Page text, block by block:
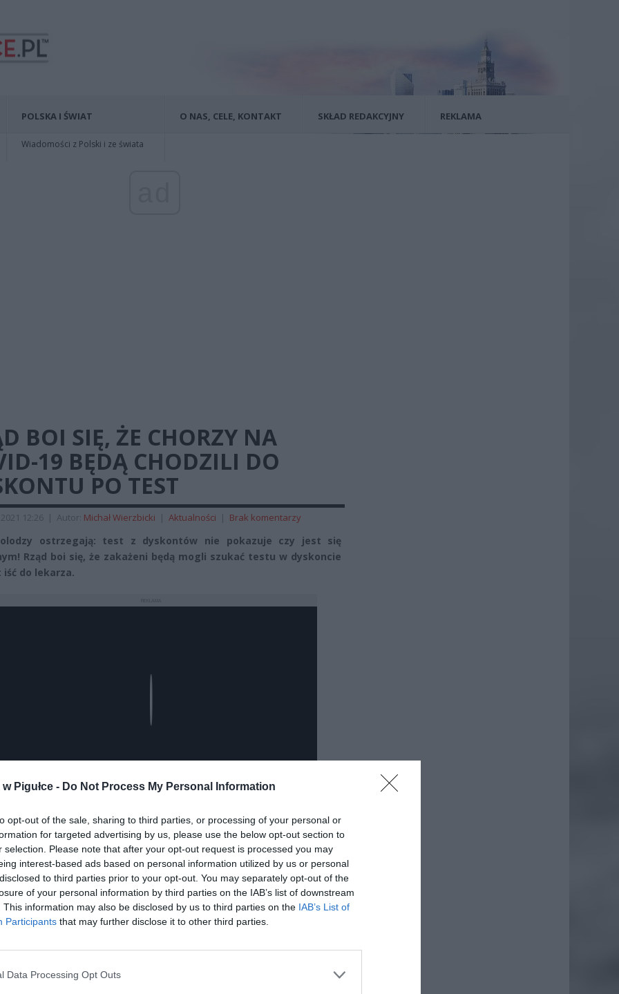
Pigułce - Do Not Process My Personal Information
opt-out of the sale, sharing to third parties, or processing of your personal or
for targeted advertising by us, please use the below opt-out section to
selection. Please note that after your opt-out request is processed you may
interest-based ads based on personal information utilized by us or personal
to third parties prior to your opt-out. You may separately opt-out of the
of your personal information by third parties on the IAB’s list of downstream
This information may also be disclosed by us to third parties on the IAB’s List of
Participants that may further disclose it to other third parties.
Data Processing Opt Outs
POLSKA I ŚWIAT
Wiadomości z Polski i ze świata
O NAS, CELE, KONTAKT SKŁAD REDAKCYJNY REKLAMA
BOI SIĘ, ŻE CHORZY NA
19 BĘDĄ CHODZILI DO
PO TEST
12:26 | Autor: Michał Wierzbicki | Aktualności | Brak komentarzy
ostrzegają: test z dyskontów nie pokazuje czy jest się
Rząd boi się, że zakażeni będą mogli szukać testu w dyskoncie
do lekarza.
nas do preferowanych źródeł w Google Dodaj
Fot. Ukrinform/East News
testów jest dyskusyjna, ale nawet przyjmując, że zadziała, test nie
czy jest się chorym. Pokazuje czy ma się przeciwciała, innymi słowy czy